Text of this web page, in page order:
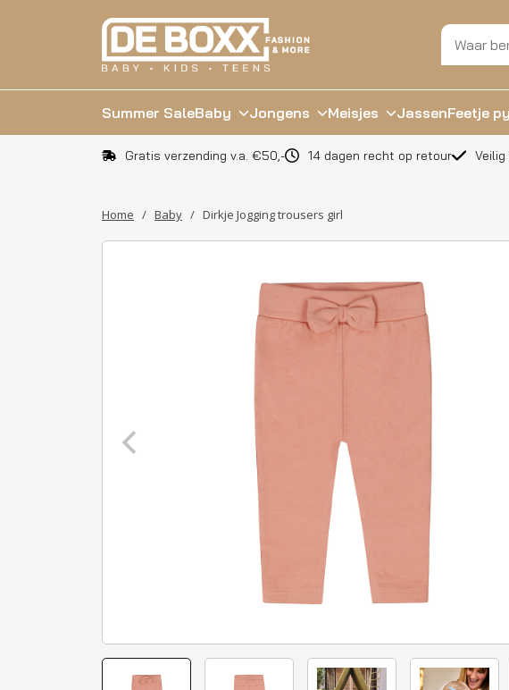
Summer SaleBaby Jongens Meisjes JassenFeetje
Gratis verzending v.a. €50,- 14 dagen recht op retour
Home / Baby / Dirkje Jogging trousers girl